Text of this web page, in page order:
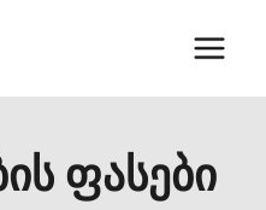
ფასები